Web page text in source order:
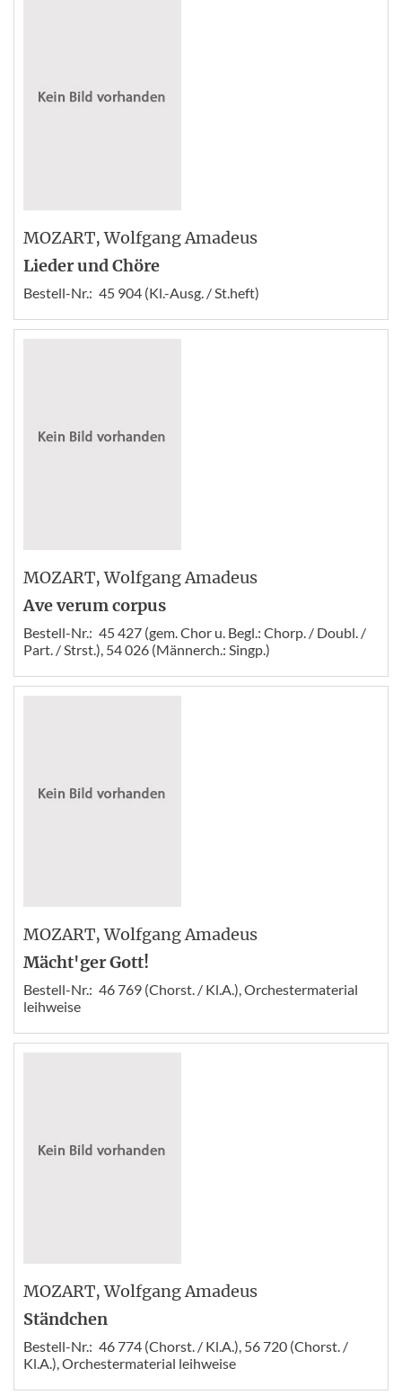
MOZART, Wolfgang Amadeus
Lieder und Chöre
Bestell-Nr.: 45 904 (Kl.-Ausg. / St.heft)
MOZART, Wolfgang Amadeus
Ave verum corpus
Bestell-Nr.: 45 427 (gem. Chor u. Begl.: Chorp. / Doubl. /
Part. / Strst.), 54 026 (Männerch.: Singp.)
MOZART, Wolfgang Amadeus
Mächt'ger Gott!
Bestell-Nr.: 46 769 (Chorst. / Kl.A.), Orchestermaterial
leihweise
MOZART, Wolfgang Amadeus
Ständchen
Bestell-Nr.: 46 774 (Chorst. / Kl.A.), 56 720 (Chorst. /
Kl.A.), Orchestermaterial leihweise